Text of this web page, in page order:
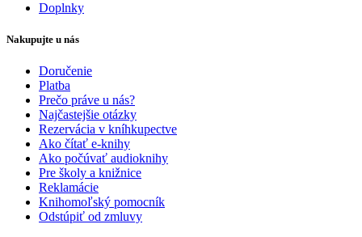
Doplnky
Nakupujte u nás
Doručenie
Platba
Prečo práve u nás?
Najčastejšie otázky
Rezervácia v kníhkupectve
Ako čítať e-knihy
Ako počúvať audioknihy
Pre školy a knižnice
Reklamácie
Knihomoľský pomocník
Odstúpiť od zmluvy